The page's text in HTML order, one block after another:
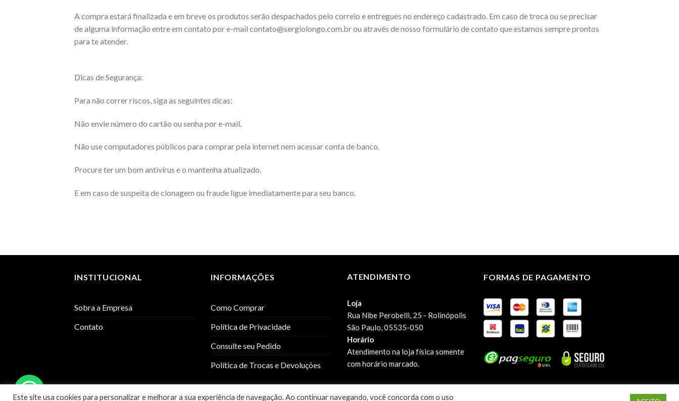
A compra estará finalizada e em breve os produtos serão despachados pelo correio e entregues no endereço cadastrado. Em caso de troca ou se precisar
de alguma informação entre em contato por e-mail contato@sergiolongo.com.brou através de nosso formulário de contato que estamos sempre prontos
para te atender.
Dicas de Segurança:
Para não correr riscos, siga as seguintes dicas:
Não envie número do cartão ou senha por e-mail.
Não use computadores públicos para comprar pela internet nem acessar conta de banco.
Procure ter um bom antivírus e o mantenha atualizado.
E em caso de suspeita de clonagem ou fraude ligue imediatamente para seu banco.
INSTITUCIONAL
Sobra a Empresa
Contato
INFORMAÇÕES
Como Comprar
Política de Privacidade
Consulte seu Pedido
Política de Trocas e Devoluções
ATENDIMENTO
Loja
Rua Nibe Perobelli, 25 - Rolinópolis
São Paulo, 05535-050
Horário
Atendimento na loja física somente
com horário marcado.
FORMAS DE PAGAMENTO
Este site usa cookies para personalizar e melhorar a sua experiência de navegação. Ao continuar navegando, você concorda com o uso